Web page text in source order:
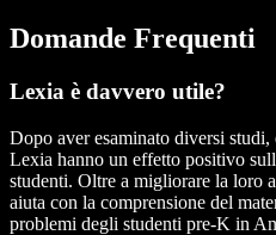
Domande Frequenti
Lexia è davvero utile?
Dopo aver esaminato diversi
Lexia hanno un effetto positivo
studenti. Oltre a migliorare la loro
aiuta con la comprensione del
problemi degli studenti pre-K in